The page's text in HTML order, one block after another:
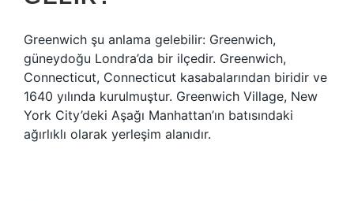
Greenwich şu anlama gelebilir: Greenwich,
güneydoğu Londra’da bir ilçedir. Greenwich,
Connecticut, Connecticut kasabalarından biridir ve
1640 yılında kurulmuştur. Greenwich Village, New
York City’deki Aşağı Manhattan’ın batısındaki
ağırlıklı olarak yerleşim alanıdır.